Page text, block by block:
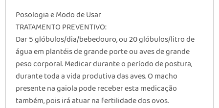
Posologia e Modo de Usar
TRATAMENTO PREVENTIVO:
Dar 5 glóbulos/dia/bebedouro, ou 20 glóbulos/litro de
água em plantéis de grande porte ou aves de grande
peso corporal. Medicar durante o período de postura,
durante toda a vida produtiva das aves. O macho
presente na gaiola pode receber esta medicação
também, pois irá atuar na fertilidade dos ovos.